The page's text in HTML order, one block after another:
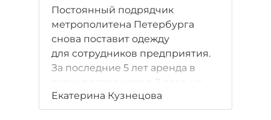
Постоянный подрядчик
метрополитена Петербурга
снова поставит одежду
для сотрудников предприятия.
За последние 5 лет аренда в
сутки подорожала в 3 раза, но
и число комплектов стало
больше.
Екатерина Кузнецова